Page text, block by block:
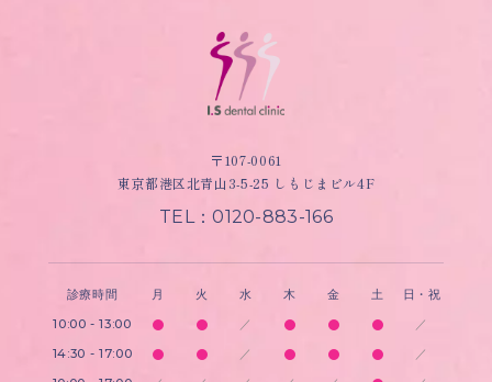
〒107-0061
東京都港区北青山3-5-25 しもじまビル4F
TEL：0120-883-166
診療時間 月 火 水 木 金 土 日・祝
10:00 - 13:00 ／ ／
14:30 - 17:00 ／ ／